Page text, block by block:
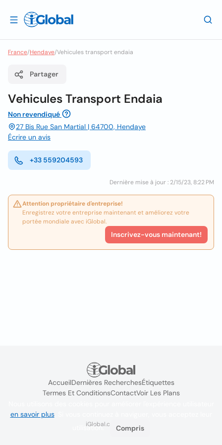
France/Hendaye/Vehicules transport endaia
Partager
Vehicules Transport Endaia
Non revendiqué
27 Bis Rue San Martial | 64700, Hendaye
Écrire un avis
+33 559204593
Dernière mise à jour : 2/15/23, 8:22 PM
Attention propriétaire d'entreprise!
Enregistrez votre entreprise maintenant et améliorez votre
portée mondiale avec iGlobal.
Inscrivez-vous maintenant!
AccueilDernières RecherchesÉtiquettes
Termes Et ConditionsContactVoir Les Plans
iGlobal.co @ 2024
en savoir plus. Si vous continuez à naviguer, vous acceptez leur
utilisation.
Compris